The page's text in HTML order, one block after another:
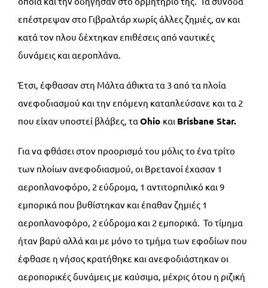
επέστρεψαν στο Γιβραλτάρ χωρίς άλλες ζημιές, αν και
κατά τον πλου δέχτηκαν επιθέσεις από ναυτικές
δυνάμεις και αεροπλάνα.
Έτσι, έφθασαν στη Μάλτα άθικτα τα 3 από τα πλοία
ανεφοδιασμού και την επόμενη καταπλεύσανε και τα 2
που είχαν υποστεί βλάβες, τα Ohio και Brisbane Star.
Για να φθάσει στον προορισμό του μόλις το ένα τρίτο
των πλοίων ανεφοδιασμού, οι Βρετανοί έχασαν 1
αεροπλανοφόρο, 2 εύδρομα, 1 αντιτορπιλικό και 9
εμπορικά που βυθίστηκαν και έπαθαν ζημιές 1
αεροπλανοφόρο, 2 εύδρομα και 2 εμπορικά. Το τίμημα
ήταν βαρύ αλλά και με μόνο το τμήμα των εφοδίων που
έφθασε η νήσος κρατήθηκε και ανεφοδιάστηκαν οι
αεροπορικές δυνάμεις με καύσιμα, μέχρις ότου η ριζική